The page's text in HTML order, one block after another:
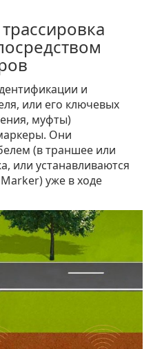
и
или его ключевых
муфты)
Они
(в траншее или
или устанавливаются
уже в ходе